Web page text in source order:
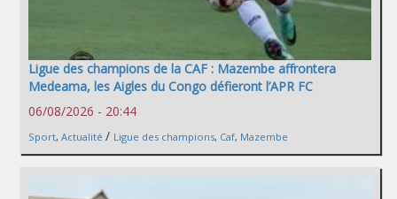
Ligue des champions de la CAF : Mazembe affrontera
Medeama, les Aigles du Congo défieront l’APR FC
06/08/2026 - 20:44
Sport, Actualité / Ligue des champions, Caf, Mazembe